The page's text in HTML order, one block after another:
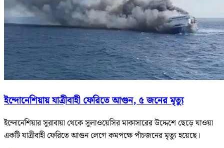
ইন্দোনেশিয়ায় যাত্রীবাহী ফেরিতে আগুন, ৫ জনের মৃত্যু
ইন্দোনেশিয়ার সুরাবায়া থেকে সুলাওয়েসির মাকাসারের উদ্দেশে ছেড়ে যাওয়া
একটি যাত্রীবাহী ফেরিতে আগুন লেগে কমপক্ষে পাঁচজনের মৃত্যু হয়েছে।